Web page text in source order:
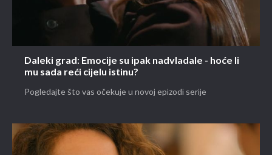
Daleki grad: Emocije su ipak nadvladale - hoće li
mu sada reći cijelu istinu?
Pogledajte što vas očekuje u novoj epizodi serije